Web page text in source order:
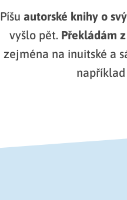
Píšu autorské knihy o
vyšlo pět. Překládám
zejména na inuitské a
například